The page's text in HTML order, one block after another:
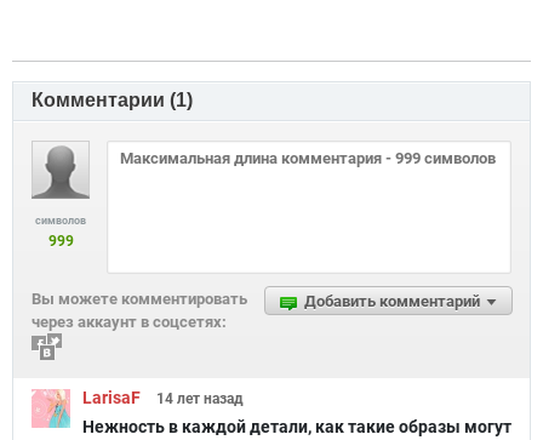
Комментарии (1)
символов
999
Добавить комментарий
Вы можете комментировать
через аккаунт в соцсетях:
LarisaF 14 лет назад
Нежность в каждой детали, как такие образы могут